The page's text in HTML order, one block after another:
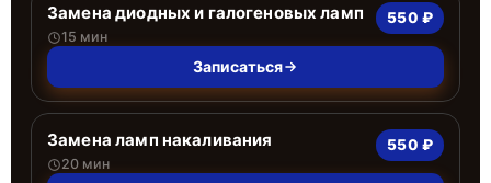
Замена диодных и галогеновых ламп
15 мин
550 ₽
Записаться
Замена ламп накаливания
20 мин
550 ₽